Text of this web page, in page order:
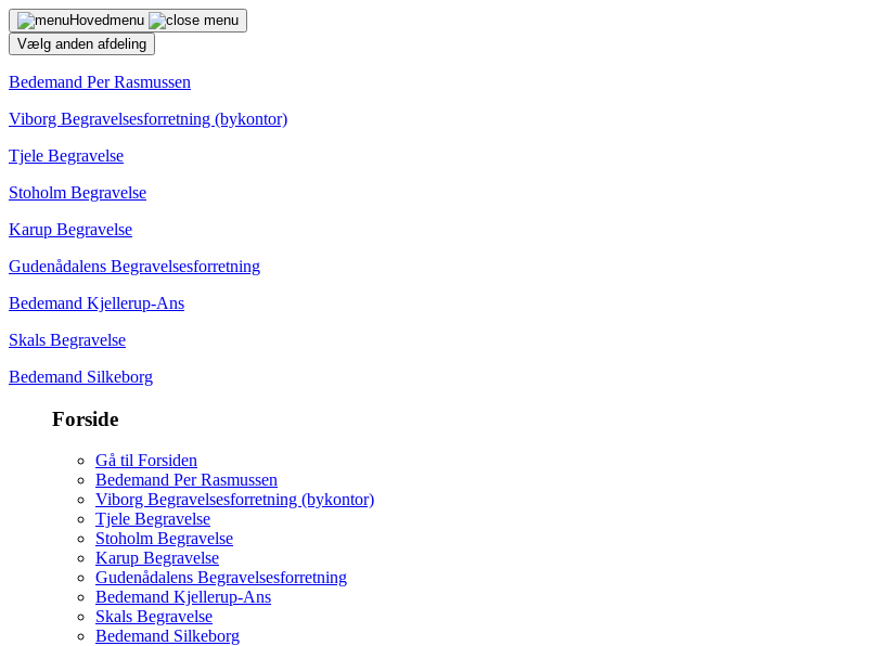
Hovedmenu
Vælg anden afdeling
Bedemand Per Rasmussen
Viborg Begravelsesforretning (bykontor)
Tjele Begravelse
Stoholm Begravelse
Karup Begravelse
Gudenådalens Begravelsesforretning
Bedemand Kjellerup-Ans
Skals Begravelse
Bedemand Silkeborg
Forside
Gå til Forsiden
Bedemand Per Rasmussen
Viborg Begravelsesforretning (bykontor)
Tjele Begravelse
Stoholm Begravelse
Karup Begravelse
Gudenådalens Begravelsesforretning
Bedemand Kjellerup-Ans
Skals Begravelse
Bedemand Silkeborg